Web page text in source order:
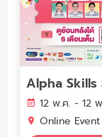
12 พ.ค. - 12
Online Event